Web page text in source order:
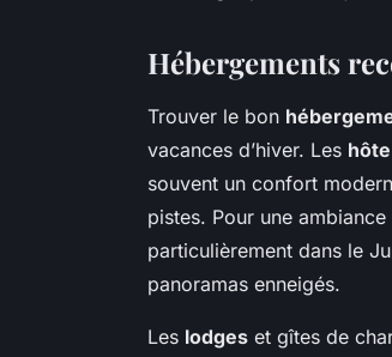
Hébergements
Trouver le bon
vacances d’hiver. Les
souvent un confort
pistes. Pour une
particulièrement dans le
panoramas enneigés.
Les lodges et gîtes de